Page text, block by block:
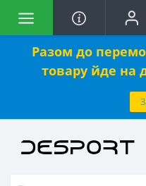
Разом до
товару йде на